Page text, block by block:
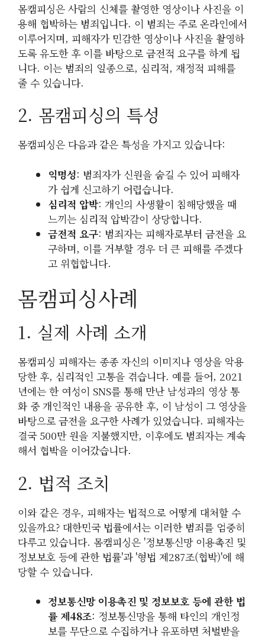
몸캠피싱은 사람의 신체를 촬영한 영상이나 사진을 이
용해 협박하는 범죄입니다. 이 범죄는 주로 온라인에서
이루어지며, 피해자가 민감한 영상이나 사진을 촬영하
도록 유도한 후 이를 바탕으로 금전적 요구를 하게 됩
니다. 이는 범죄의 일종으로, 심리적, 재정적 피해를
줄 수 있습니다.
2. 몸캠피싱의 특성
몸캠피싱은 다음과 같은 특성을 가지고 있습니다:
익명성: 범죄자가 신원을 숨길 수 있어 피해자
가 쉽게 신고하기 어렵습니다.
심리적 압박: 개인의 사생활이 침해당했을 때
느끼는 심리적 압박감이 상당합니다.
금전적 요구: 범죄자는 피해자로부터 금전을 요
구하며, 이를 거부할 경우 더 큰 피해를 주겠다
고 위협합니다.
몸캠피싱사례
1. 실제 사례 소개
몸캠피싱 피해자는 종종 자신의 이미지나 영상을 악용
당한 후, 심리적인 고통을 겪습니다. 예를 들어, 2021
년에는 한 여성이 SNS를 통해 만난 남성과의 영상 통
화 중 개인적인 내용을 공유한 후, 이 남성이 그 영상을
바탕으로 금전을 요구한 사례가 있었습니다. 피해자는
결국 500만 원을 지불했지만, 이후에도 범죄자는 계속
해서 협박을 이어갔습니다.
2. 법적 조치
이와 같은 경우, 피해자는 법적으로 어떻게 대처할 수
있을까요? 대한민국 법률에서는 이러한 범죄를 엄중히
다루고 있습니다. 몸캠피싱은 '정보통신망 이용촉진 및
정보보호 등에 관한 법률'과 '형법 제287조(협박)'에 해
당할 수 있습니다.
정보통신망 이용촉진 및 정보보호 등에 관한 법
률 제48조: 정보통신망을 통해 타인의 개인정
보를 무단으로 수집하거나 유포하면 처벌받을